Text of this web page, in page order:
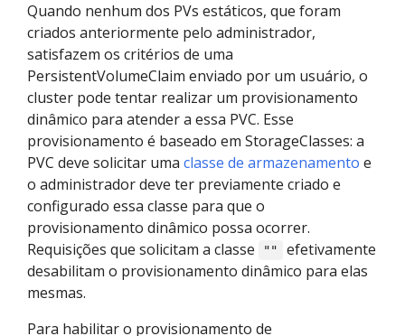
Quando nenhum dos PVs estáticos, que foram
criados anteriormente pelo administrador,
satisfazem os critérios de uma
PersistentVolumeClaim enviado por um usuário, o
cluster pode tentar realizar um provisionamento
dinâmico para atender a essa PVC. Esse
provisionamento é baseado em StorageClasses: a
PVC deve solicitar uma classe de armazenamento e
o administrador deve ter previamente criado e
configurado essa classe para que o
provisionamento dinâmico possa ocorrer.
Requisições que solicitam a classe
""
efetivamente
desabilitam o provisionamento dinâmico para elas
mesmas.
Para habilitar o provisionamento de